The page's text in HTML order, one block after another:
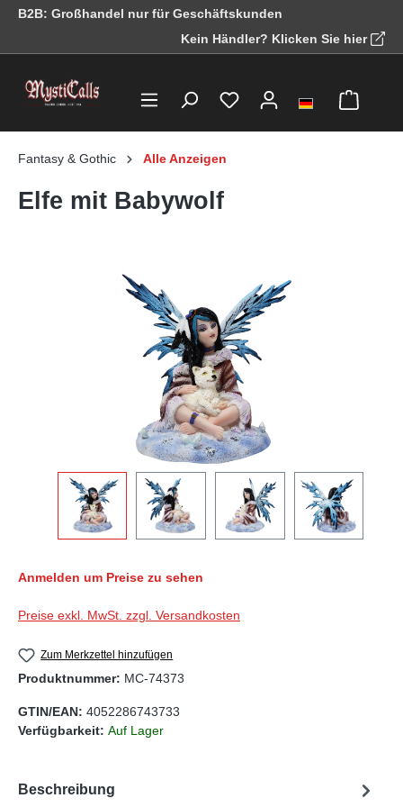
springen
B2B: Großhandel nur für Geschäftskunden
Kein Händler? Klicken Sie hier
Fantasy & Gothic Alle Anzeigen
Elfe mit Babywolf
Bildergalerie überspringen
Anmelden um Preise zu sehen
Preise exkl. MwSt. zzgl. Versandkosten
Zum Merkzettel hinzufügen
Produktnummer: MC-74373
GTIN/EAN: 4052286743733
Verfügbarkeit: Auf Lager
Beschreibung